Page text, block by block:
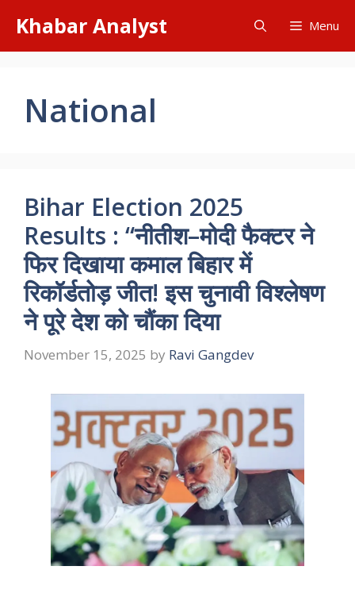
content
Khabar Analyst Menu
National
Bihar Election 2025
Results : “नीतीश–मोदी फैक्टर ने
फिर दिखाया कमाल बिहार में
रिकॉर्डतोड़ जीत! इस चुनावी विश्लेषण
ने पूरे देश को चौंका दिया
November 15, 2025 by Ravi Gangdev